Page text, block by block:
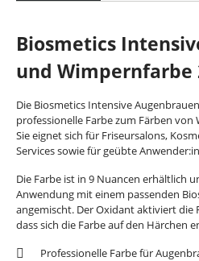
Biosmetics
und Wimpernfarbe
Die Biosmetics Intensive
professionelle Farbe zum Färben
Sie eignet sich für Friseursalons,
Services sowie für geübte
Die Farbe ist in 9 Nuancen erhältlich
Anwendung mit einem passenden
angemischt. Der Oxidant aktiviert
dass sich die Farbe auf den Härchen
Professionelle Farbe für